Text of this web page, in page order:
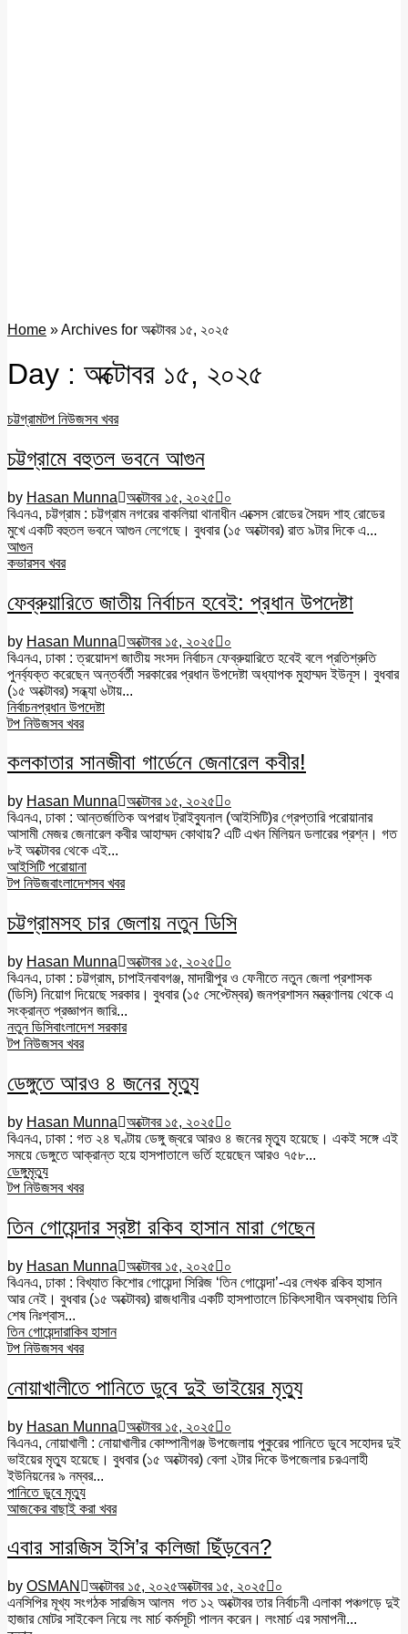
Home »Archives for অক্টোবর ১৫, ২০২৫
Day : অক্টোবর ১৫, ২০২৫
চট্টগ্রামটপ নিউজসব খবর
চট্টগ্রামে বহুতল ভবনে আগুন
by Hasan Munna অক্টোবর ১৫, ২০২৫
০
বিএনএ, চট্টগ্রাম : চট্টগ্রাম নগরের বাকলিয়া থানাধীন এক্সেস রোডের সৈয়দ শাহ রোডের
মুখে একটি বহুতল ভবনে আগুন লেগেছে। বুধবার (১৫ অক্টোবর) রাত ৯টার দিকে এ...
আগুন
কভারসব খবর
ফেব্রুয়ারিতে জাতীয় নির্বাচন হবেই: প্রধান উপদেষ্টা
by Hasan Munna অক্টোবর ১৫, ২০২৫
০
বিএনএ, ঢাকা : ত্রয়োদশ জাতীয় সংসদ নির্বাচন ফেব্রুয়ারিতে হবেই বলে প্রতিশ্রুতি
পুনর্ব্যক্ত করেছেন অন্তর্বর্তী সরকারের প্রধান উপদেষ্টা অধ্যাপক মুহাম্মদ ইউনূস। বুধবার
(১৫ অক্টোবর) সন্ধ্যা ৬টায়...
নির্বাচনপ্রধান উপদেষ্টা
টপ নিউজসব খবর
কলকাতার সানজীবা গার্ডেনে জেনারেল কবীর!
by Hasan Munna অক্টোবর ১৫, ২০২৫
০
বিএনএ, ঢাকা : আন্তর্জাতিক অপরাধ ট্রাইব্যুনাল (আইসিটি)র গ্রেপ্তারি পরোয়ানার
আসামী মেজর জেনারেল কবীর আহাম্মদ কোথায়? এটি এখন মিলিয়ন ডলারের প্রশ্ন। গত
৮ই অক্টোবর থেকে এই...
আইসিটি পরোয়ানা
টপ নিউজবাংলাদেশসব খবর
চট্টগ্রামসহ চার জেলায় নতুন ডিসি
by Hasan Munna অক্টোবর ১৫, ২০২৫
০
বিএনএ, ঢাকা : চট্টগ্রাম, চাপাইনবাবগঞ্জ, মাদারীপুর ও ফেনীতে নতুন জেলা প্রশাসক
(ডিসি) নিয়োগ দিয়েছে সরকার। বুধবার (১৫ সেপ্টেম্বর) জনপ্রশাসন মন্ত্রণালয় থেকে এ
সংক্রান্ত প্রজ্ঞাপন জারি...
নতুন ডিসিবাংলাদেশ সরকার
টপ নিউজসব খবর
ডেঙ্গুতে আরও ৪ জনের মৃত্যু
by Hasan Munna অক্টোবর ১৫, ২০২৫
০
বিএনএ, ঢাকা : গত ২৪ ঘণ্টায় ডেঙ্গু জ্বরে আরও ৪ জনের মৃত্যু হয়েছে। একই সঙ্গে এই
সময়ে ডেঙ্গুতে আক্রান্ত হয়ে হাসপাতালে ভর্তি হয়েছেন আরও ৭৫৮...
ডেঙ্গুমৃত্যু
টপ নিউজসব খবর
তিন গোয়েন্দার স্রষ্টা রকিব হাসান মারা গেছেন
by Hasan Munna অক্টোবর ১৫, ২০২৫
০
বিএনএ, ঢাকা : বিখ্যাত কিশোর গোয়েন্দা সিরিজ ‘তিন গোয়েন্দা’-এর লেখক রকিব হাসান
আর নেই। বুধবার (১৫ অক্টোবর) রাজধানীর একটি হাসপাতালে চিকিৎসাধীন অবস্থায় তিনি
শেষ নিঃশ্বাস...
তিন গোয়েন্দারাকিব হাসান
টপ নিউজসব খবর
নোয়াখালীতে পানিতে ডুবে দুই ভাইয়ের মৃত্যু
by Hasan Munna অক্টোবর ১৫, ২০২৫
০
বিএনএ, নোয়াখালী : নোয়াখালীর কোম্পানীগঞ্জ উপজেলায় পুকুরের পানিতে ডুবে সহোদর দুই
ভাইয়ের মৃত্যু হয়েছে। বুধবার (১৫ অক্টোবর) বেলা ২টার দিকে উপজেলার চরএলাহী
ইউনিয়নের ৯ নম্বর...
পানিতে ডুবে মৃত্যু
আজকের বাছাই করা খবর
এবার সারজিস ইসি’র কলিজা ছিঁড়বেন?
by OSMAN অক্টোবর ১৫, ২০২৫অক্টোবর ১৫, ২০২৫
০
এনসিপির মূখ্য সংগঠক সারজিস আলম গত ১২ অক্টোবর তার নির্বাচনী এলাকা পঞ্চগড়ে দুই
হাজার মোটর সাইকেল নিয়ে লং মার্চ কর্মসূচী পালন করেন। লংমার্চ এর সমাপনী...